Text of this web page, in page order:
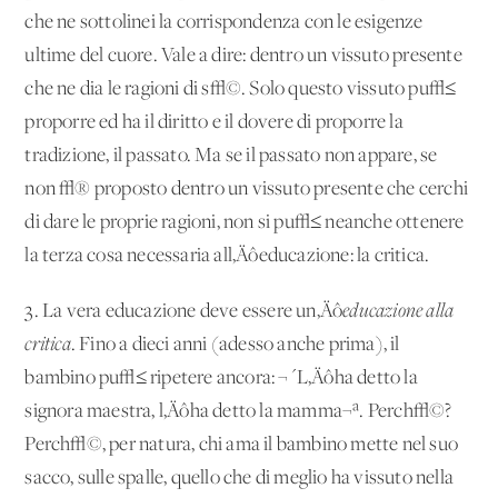
che ne sottolinei la corrispondenza con le esigenze
ultime del cuore. Vale a dire: dentro un vissuto presente
che ne dia le ragioni di s√©. Solo questo vissuto pu√≤
proporre ed ha il diritto e il dovere di proporre la
tradizione, il passato. Ma se il passato non appare, se
non √® proposto dentro un vissuto presente che cerchi
di dare le proprie ragioni, non si pu√≤ neanche ottenere
la terza cosa necessaria all‚Äôeducazione: la critica.
3. La vera educazione deve essere un‚Äôeducazione alla
critica. Fino a dieci anni (adesso anche prima), il
bambino pu√≤ ripetere ancora: ¬´L‚Äôha detto la
signora maestra, l‚Äôha detto la mamma¬ª. Perch√©?
Perch√©, per natura, chi ama il bambino mette nel suo
sacco, sulle spalle, quello che di meglio ha vissuto nella